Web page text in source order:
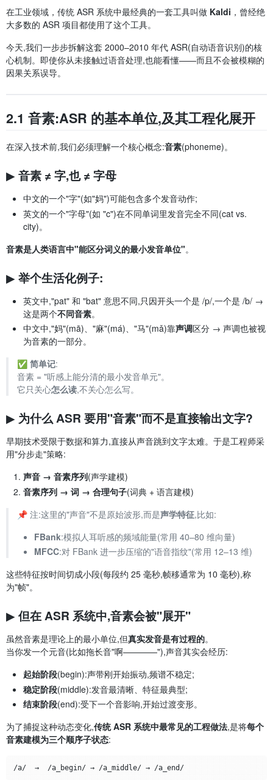
在工业领域，传统 ASR 系统中最经典的一套工具叫做 Kaldi ，曾经绝
大多数的 ASR 项目都使用了这个工具。
今天,我们一步步拆解这套 2000–2010 年代 ASR(自动语音识别)的核
心机制。即使你从未接触过语音处理,也能看懂——而且不会被模糊的
因果关系误导。
2.1 音素:ASR 的基本单位,及其工程化展开
在深入技术前,我们必须理解一个核心概念:音素(phoneme)。
▶ 音素 ≠ 字,也 ≠ 字母
中文的一个"字"(如"妈")可能包含多个发音动作;
英文的一个"字母"(如 "c")在不同单词里发音完全不同(cat vs.
city)。
音素是人类语言中"能区分词义的最小发音单位"。
▶ 举个生活化例子:
英文中,"pat" 和 "bat" 意思不同,只因开头一个是 /p/,一个是 /b/ →
这是两个不同音素。
中文中,"妈"(mā)、"麻"(má)、"马"(mǎ)靠声调区分 → 声调也被视
为音素的一部分。
✅ 简单记:
音素 = "听感上能分清的最小发音单元"。
它只关心怎么读,不关心怎么写。
▶ 为什么 ASR 要用"音素"而不是直接输出文字?
早期技术受限于数据和算力,直接从声音跳到文字太难。于是工程师采
用"分步走"策略:
声音 → 音素序列(声学建模)
音素序列 → 词 → 合理句子(词典 + 语言建模)
📌 注:这里的"声音"不是原始波形,而是声学特征,比如:
FBank:模拟人耳听感的频域能量(常用 40–80 维向量)
MFCC:对 FBank 进一步压缩的"语音指纹"(常用 12–13 维)
这些特征按时间切成小段(每段约 25 毫秒,帧移通常为 10 毫秒),称
为"帧"。
▶ 但在 ASR 系统中,音素会被"展开"
虽然音素是理论上的最小单位,但真实发音是有过程的。
当你发一个元音(比如拖长音"啊————"),声音其实会经历:
起始阶段(begin):声带刚开始振动,频谱不稳定;
稳定阶段(middle):发音最清晰、特征最典型;
结束阶段(end):受下一个音影响,开始过渡变形。
为了捕捉这种动态变化,传统 ASR 系统中最常见的工程做法,是将每个
音素建模为三个顺序子状态:
/a/  →  /a_begin/ → /a_middle/ → /a_end/